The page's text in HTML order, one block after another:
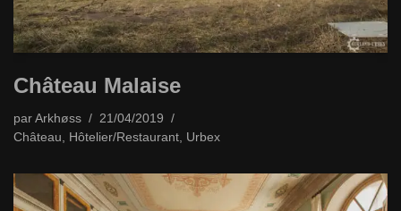
Château Malaise
par Arkhøss
21/04/2019
Château
Hôtelier/Restaurant Urbex